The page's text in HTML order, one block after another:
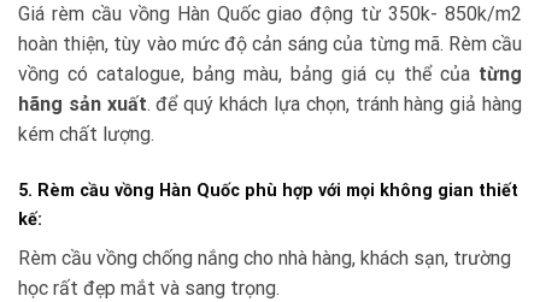
Giá rèm cầu vồng Hàn Quốc giao động từ 350k- 850k/m2
hoàn thiện, tùy vào mức độ cản sáng của từng mã. Rèm cầu
vồng có catalogue, bảng màu, bảng giá cụ thể của từng
hãng sản xuất. để quý khách lựa chọn, tránh hàng giả hàng
kém chất lượng.
5. Rèm cầu vồng Hàn Quốc phù hợp với mọi không gian thiết
kế:
Rèm cầu vồng chống nắng cho nhà hàng, khách sạn, trường
học rất đẹp mắt và sang trọng.